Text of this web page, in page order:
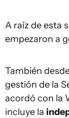
A raíz de esta
empezaron a
También
gestión de la
acordó con la
incluye la